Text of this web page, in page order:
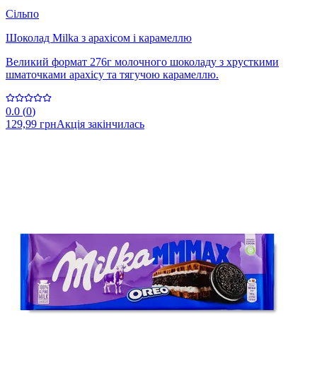
Сільпо
Шоколад Milka з арахісом і карамеллю
Великий формат 276г молочного шоколаду з хрусткими
шматочками арахісу та тягучою карамеллю.
0.0 (0)
129,99 грнАкція закінчилась